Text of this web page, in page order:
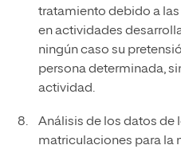
tratamiento debido a
en actividades
ningún caso su
persona determinada,
actividad.
Análisis de los datos de
matriculaciones para la